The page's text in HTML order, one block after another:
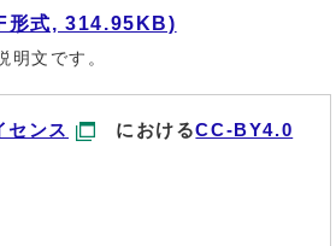
形式, 314.95KB)
文です。
センス におけるCC-BY4.0